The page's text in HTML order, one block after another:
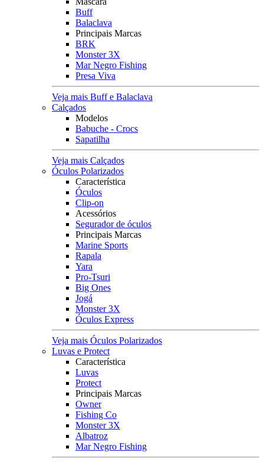
Buff
Balaclava
Principais Marcas
BRK
Monster 3X
Mar Negro Fishing
Presa Viva
Veja mais Buff e Balaclava
Calçados
Modelos
Babuche - Crocs
Sapatilha
Veja mais Calçados
Óculos Polarizados
Característica
Óculos
Clip-on
Acessórios
Segurador de óculos
Principais Marcas
Marine Sports
Rapala
Yara
Pro-Tsuri
Big Ones
Jogá
Monster 3X
Óculos Express
Veja mais Óculos Polarizados
Luvas e Protect
Característica
Luvas
Protect
Principais Marcas
Owner
Fishing Co
Monster 3X
Albatroz
Mar Negro Fishing